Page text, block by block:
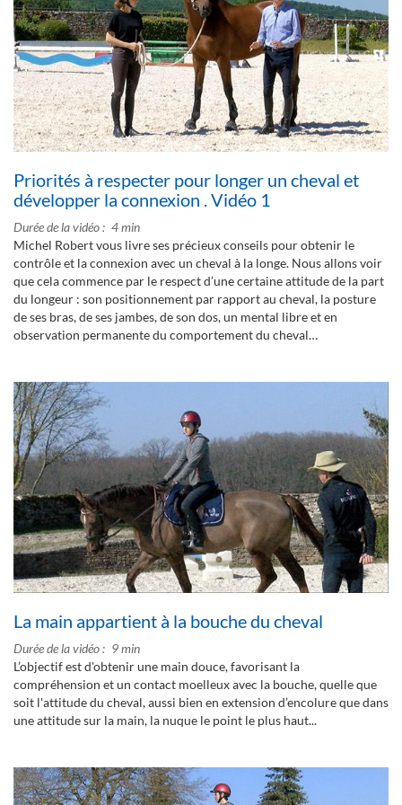
Priorités à respecter pour longer un cheval et
développer la connexion . Vidéo 1
Durée de la vidéo
4 min
Michel Robert vous livre ses précieux conseils pour obtenir le
contrôle et la connexion avec un cheval à la longe. Nous allons voir
que cela commence par le respect d’une certaine attitude de la part
du longeur : son positionnement par rapport au cheval, la posture
de ses bras, de ses jambes, de son dos, un mental libre et en
observation permanente du comportement du cheval…
La main appartient à la bouche du cheval
Durée de la vidéo
9 min
L’objectif est d'obtenir une main douce, favorisant la
compréhension et un contact moelleux avec la bouche, quelle que
soit l'attitude du cheval, aussi bien en extension d’encolure que dans
une attitude sur la main, la nuque le point le plus haut...